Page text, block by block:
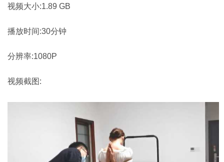
视频大小:1.89 GB
播放时间:30分钟
分辨率:1080P
视频截图: